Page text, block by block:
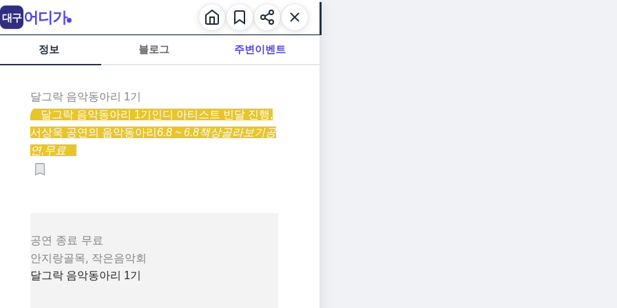
정보 블로그 주변이벤트
달그락 음악동아리 1기
달그락 음악동아리 1기 인디 아티스트 빈달 진행,
서상욱 공연의 음악동아리 6.8 ~ 6.8책상골라보기공
연,무료
공연 종료 무료
안지랑골목, 작은음악회
달그락 음악동아리 1기
대구 어디가